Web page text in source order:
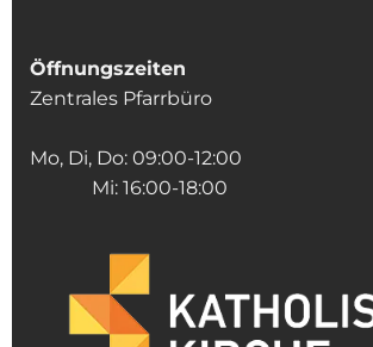
Öffnungszeiten
Zentrales Pfarrbüro
Mo, Di, Do: 09:00-12:00
Mi: 16:00-18:00